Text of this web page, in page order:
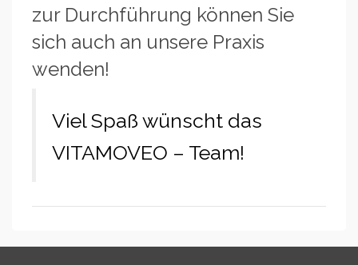
zur Durchführung können Sie
sich auch an unsere Praxis
wenden!
Viel Spaß wünscht das
VITAMOVEO – Team!